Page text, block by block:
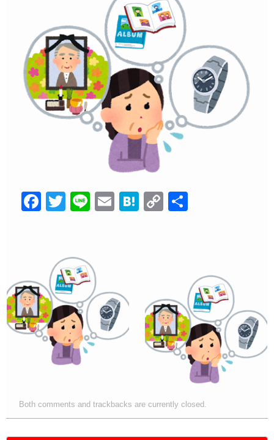
F
b
o
o
k
T
er
Li
E
H
C
n
k
Both comments and trackbacks are currently closed.